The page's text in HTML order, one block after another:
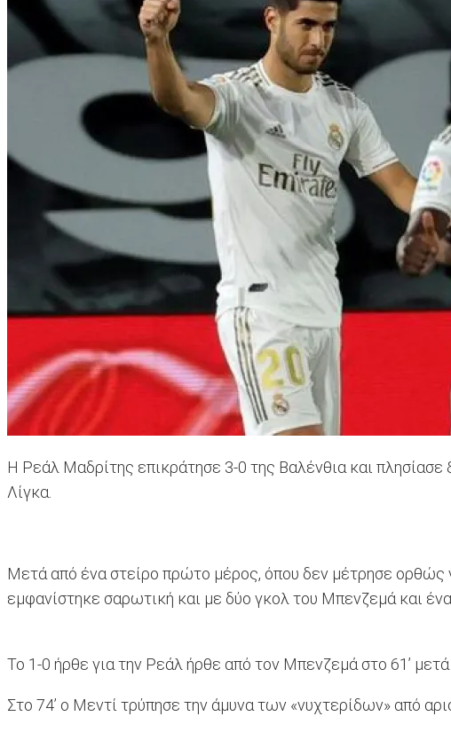
Η Ρεάλ Μαδρίτης επικράτησε 3-0 της Βαλένθια και
Λίγκα.
Μετά από ένα στείρο πρώτο μέρος, όπου δεν μέτρησε ορθώς
εμφανίστηκε σαρωτική και με δύο γκολ του Μπενζεμά και
Το 1-0 ήρθε για την Ρεάλ ήρθε από τον Μπενζεμά στο 61’
Στο 74’ ο Μεντί τρύπησε την άμυνα των «νυχτερίδων» από